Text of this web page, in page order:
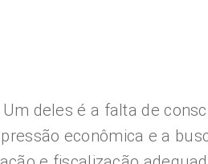
deles é a falta de
econômica e a